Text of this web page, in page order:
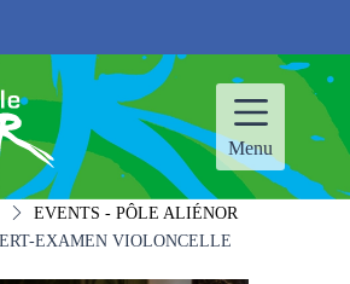
Menu
EVENTS - PÔLE ALIÉNOR
EXAMEN VIOLONCELLE